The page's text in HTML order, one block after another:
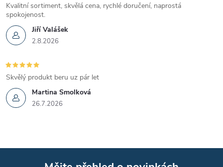
Jiří Valášek
2.8.2026
Kvalitní sortiment, skvělá cena, rychlé doručení, naprostá
spokojenost.
Martina Smolková
26.7.2026
Skvělý produkt beru uz pár let